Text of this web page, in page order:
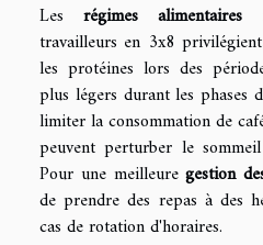
Lesrégimes alimentaires
travailleurs en 3x8
les protéines lors des
plus légers durant les phases
limiter la consommation de
peuvent perturber le
Pour une meilleuregestion
de prendre des repas à des
cas de rotation d'horaires.